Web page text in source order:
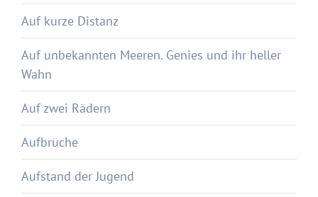
Auf kurze Distanz
Auf unbekannten Meeren. Genies und ihr heller
Wahn
Auf zwei Rädern
Aufbrüche
Aufstand der Jugend